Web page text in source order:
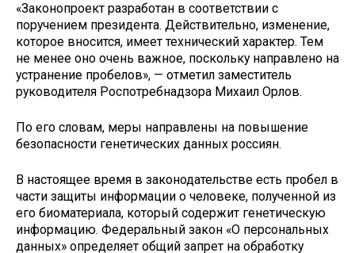
«Законопроект разработан в соответствии с
поручением президента. Действительно, изменение,
которое вносится, имеет технический характер. Тем
не менее оно очень важное, поскольку направлено на
устранение пробелов», — отметил заместитель
руководителя Роспотребнадзора Михаил Орлов.
По его словам, меры направлены на повышение
безопасности генетических данных россиян.
В настоящее время в законодательстве есть пробел в
части защиты информации о человеке, полученной из
его биоматериала, который содержит генетическую
информацию. Федеральный закон «О персональных
данных» определяет общий запрет на обработку